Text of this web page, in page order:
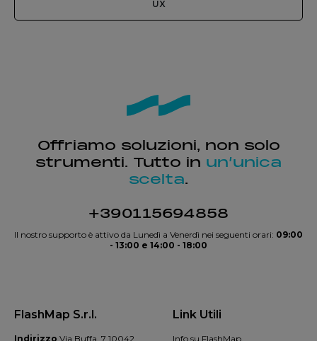
UX
Offriamo soluzioni, non solo
strumenti. Tutto in un’unica
scelta.
+390115694858
Il nostro supporto è attivo da Lunedì a Venerdì nei seguenti orari: 09:00
- 13:00 e 14:00 - 18:00
FlashMap S.r.l.
Indirizzo Via Buffa, 7 10042
Link Utili
Info su FlashMap